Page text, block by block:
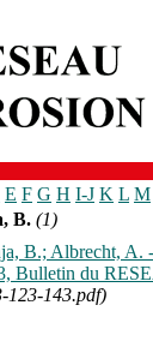
E F G H I-J K L M
B. (1)
B.; Albrecht, A.
Bulletin du
123-143.pdf)